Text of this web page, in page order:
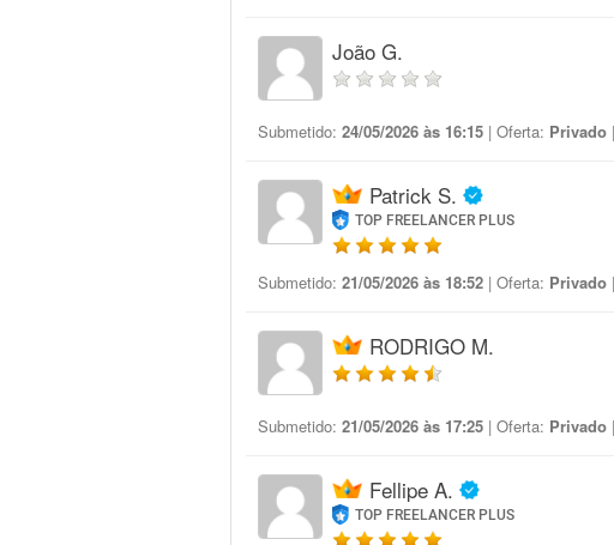
João G.
Submetido: 24/05/2026 às 16:15 | Oferta: Privado
Patrick S.
TOP FREELANCER PLUS
Submetido: 21/05/2026 às 18:52 | Oferta: Privado
RODRIGO M.
Submetido: 21/05/2026 às 17:25 | Oferta: Privado
Fellipe A.
TOP FREELANCER PLUS